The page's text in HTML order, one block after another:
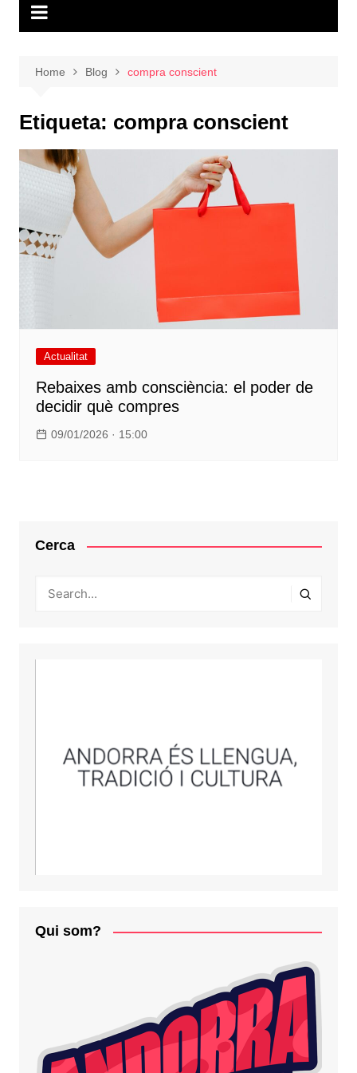
Home Blog compra conscient
Etiqueta: compra conscient
Actualitat
Rebaixes amb consciència: el poder de
decidir què compres
09/01/2026 · 15:00
Cerca
Qui som?